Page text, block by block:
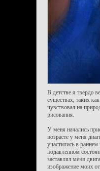
В детстве я твердо
существах, таких
чувствовал на
рисования.
У меня начались
возрасте у меня
участились в
подавленном
заставлял меня
изображение моих